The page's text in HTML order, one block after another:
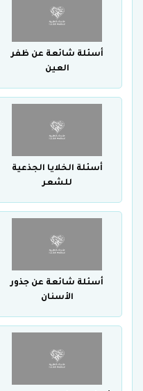
أسئلة شائعة عن ظفر
العين
أسئلة الخلايا الجذعية
للشعر
أسئلة شائعة عن جذور
الأسنان